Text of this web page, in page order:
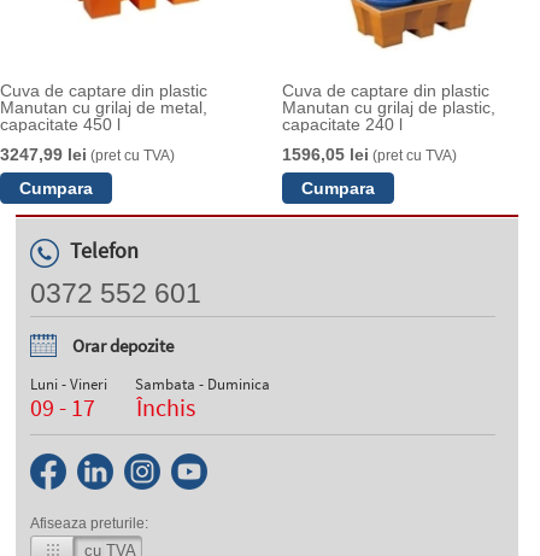
Cuva de captare din plastic
Manutan cu grilaj de metal,
capacitate 450 l
3247,99 lei (pret cu TVA)
Cuva de captare din plastic
Manutan cu grilaj de plastic,
capacitate 240 l
1596,05 lei (pret cu TVA)
Telefon
0372 552 601
Orar depozite
Luni - Vineri
09 - 17
Sambata - Duminica
Închis
Afiseaza preturile:
cu TVA